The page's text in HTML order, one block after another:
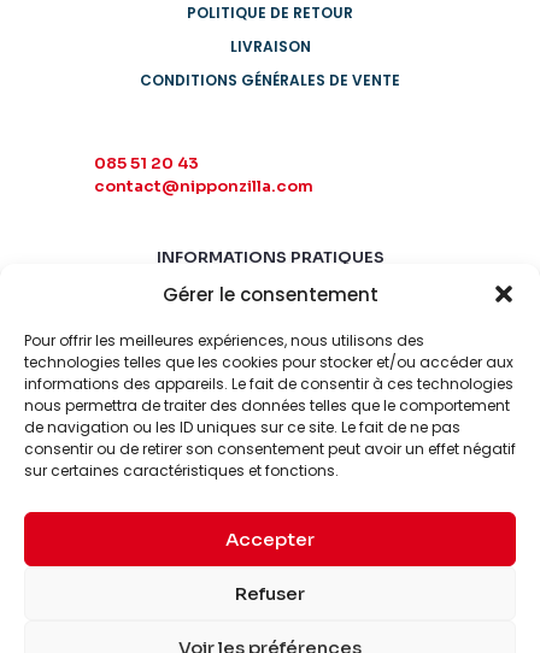
Gérer le consentement
Pour offrir les meilleures expériences, nous utilisons des
technologies telles que les cookies pour stocker et/ou accéder aux
informations des appareils. Le fait de consentir à ces technologies
nous permettra de traiter des données telles que le comportement
de navigation ou les ID uniques sur ce site. Le fait de ne pas
consentir ou de retirer son consentement peut avoir un effet négatif
sur certaines caractéristiques et fonctions.
Accepter
Refuser
Voir les préférences
POLITIQUE DE RETOUR
LIVRAISON
CONDITIONS GÉNÉRALES DE VENTE
085 51 20 43
contact@nipponzilla.com
INFORMATIONS PRATIQUES
MARDI-SAMEDI
LUNDI-DIMANCHE
FERMÉ
© 2026 Nipponzilla. Tous
Mentions